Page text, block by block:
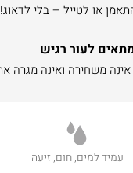
או לטייל – בלי לדאוג!
לעור רגיש
עמיד למים, חום, זיעה